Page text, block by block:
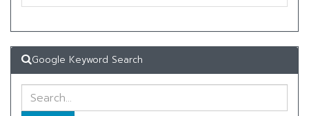
Google Keyword Search